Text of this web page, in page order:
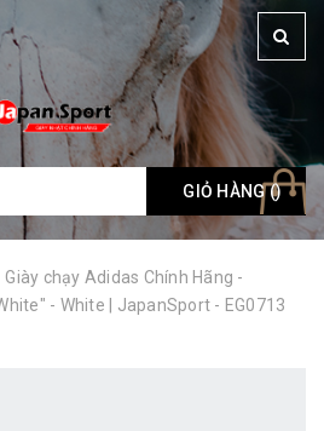
Giỏ hàng: ()
GIỎ HÀNG ()
Giày chạy Adidas Chính Hãng -
- White | JapanSport - EG0713